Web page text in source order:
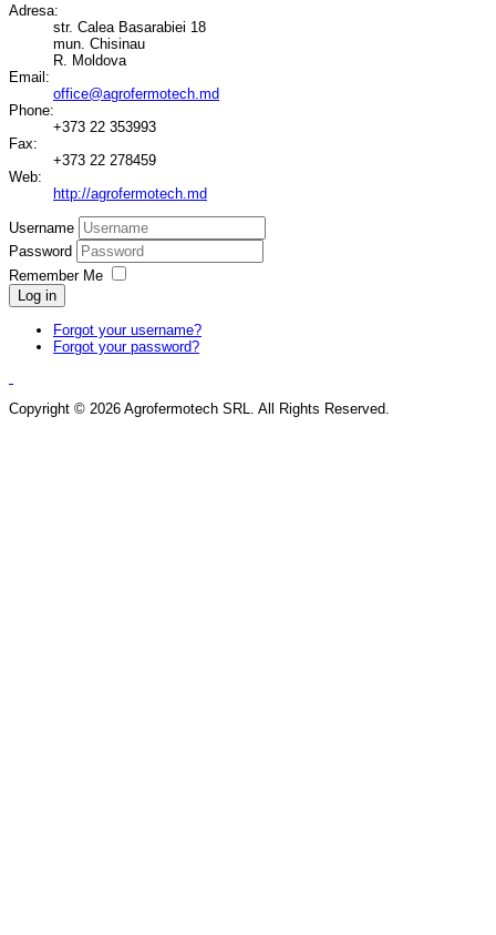
Adresa:
str. Calea Basarabiei 18
mun. Chisinau
R. Moldova
Email:
office@agrofermotech.md
Phone:
+373 22 353993
Fax:
+373 22 278459
Web:
http://agrofermotech.md
Username
Password
Remember Me
Log in
Forgot your username?
Forgot your password?
Copyright © 2026 Agrofermotech SRL. All Rights Reserved.